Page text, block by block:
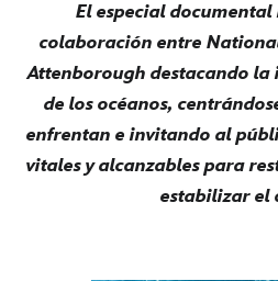
El especial
colaboración entre
Attenborough destacando
de los océanos,
enfrentan e invitando al
vitales y alcanzables para
estabilizar el